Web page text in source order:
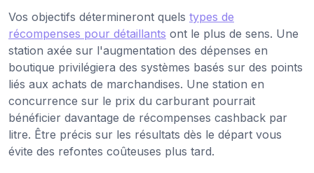
Vos objectifs détermineront quels types de
récompenses pour détaillants ont le plus de sens. Une
station axée sur l'augmentation des dépenses en
boutique privilégiera des systèmes basés sur des points
liés aux achats de marchandises. Une station en
concurrence sur le prix du carburant pourrait
bénéficier davantage de récompenses cashback par
litre. Être précis sur les résultats dès le départ vous
évite des refontes coûteuses plus tard.